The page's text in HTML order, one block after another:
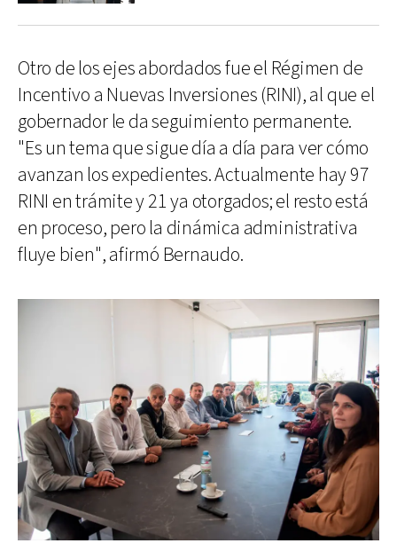
Otro de los ejes abordados fue el Régimen de
Incentivo a Nuevas Inversiones (RINI), al que el
gobernador le da seguimiento permanente.
"Es un tema que sigue día a día para ver cómo
avanzan los expedientes. Actualmente hay 97
RINI en trámite y 21 ya otorgados; el resto está
en proceso, pero la dinámica administrativa
fluye bien", afirmó Bernaudo.